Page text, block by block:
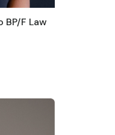
F Law